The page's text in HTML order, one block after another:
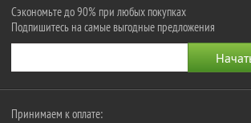
Сэкономьте до 90% при любых покупках
Подпишитесь на самые выгодные предложения
Принимаем к оплате: